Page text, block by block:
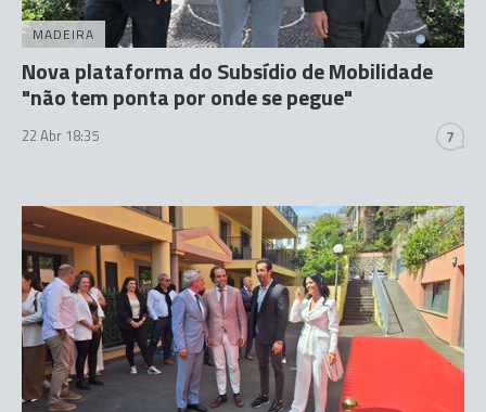
MADEIRA
Nova plataforma do Subsídio de Mobilidade
"não tem ponta por onde se pegue"
22 Abr 18:35 7